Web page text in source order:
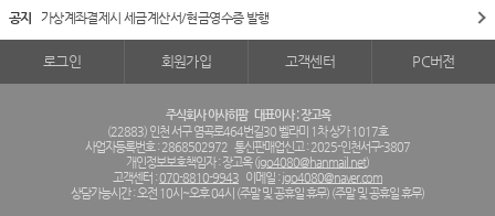
공지 가상계좌결제시 세금계산서/현금영수증 발행
로그인 회원가입 고객센터 PC버전
주식회사 아사히팜 대표이사 : 장고옥
(22883) 인천 서구 염곡로464번길30 벨라미 1차 상가 1017호
사업자등록번호 : 2868502972 통신판매업신고 : 2025-인천서구-3807
개인정보보호책임자 : 장고옥 (jgo4080@hanmail.net)
고객센터 :070-8810-9943 이메일 : jgo4080@naver.com
상담가능시간 : 오전 10시~오후 04시 (주말 및 공휴일 휴무) (주말 및 공휴일 휴무)